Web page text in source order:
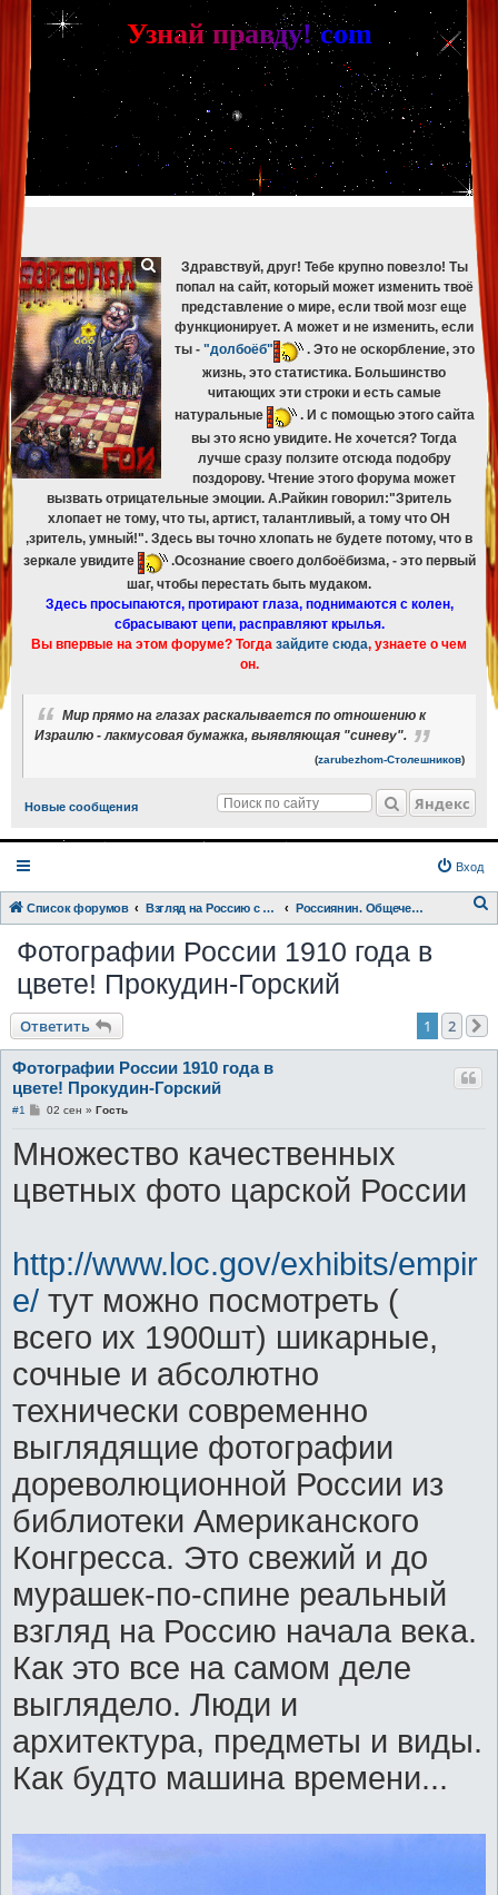
[phpBB Debug] PHP Warning : in file [ROOT]/phpbb/db/driver/mysqli.php
mysqli_fetch_assoc(): Couldn't fetch mysqli_result
[phpBB Debug] PHP Warning: in file[ROOT]/phpbb/db/driver/mysqli.php 329
mysqli_free_result(): Couldn't fetch mysqli_result
[phpBB Debug] PHP Warning
[ROOT]/phpbb/db/driver/mysqli.php on line 265
mysqli_fetch_assoc(): Couldn't fetch mysqli_result
[phpBB Debug] PHP Warning
: in file [ROOT]/phpbb/db/driver/mysqli.php on line329
mysqli_free_result(): Couldn't fetch mysqli_result
[phpBB Debug] PHP Warning: in file [ROOT]/phpbb/db/driver/mysqli.php on line 265
mysqli_fetch_assoc(): Couldn't fetch mysqli_result
[phpBB Debug] PHP Warning
[ROOT]/phpbb/db/driver/mysqli.php on line329:
mysqli_free_result(): Couldn't fetch mysqli_result
[phpBB Debug] PHP Warning
: in file [ROOT]/phpbb/db/driver/mysqli.php on line 265
mysqli_fetch_assoc(): Couldn't fetch mysqli_result
[phpBB Debug] PHP Warning
[ROOT]/phpbb/db/driver/mysqli.php
mysqli_free_result(): Couldn't fetch mysqli_result
Узнай правду! com
Здравствуй, друг! Тебе крупно повезло! Ты
попал на сайт, который может изменить твоё
представление о мире, если твой мозг еще
функционирует. А может и не изменить, если
ты - "долбоёб"
. Это не оскорбление, это
жизнь, это статистика. Большинство
читающих эти строки и есть самые
натуральные
. И с помощью этого сайта
вы это ясно увидите. Не хочется? Тогда
лучше сразу ползите отсюда подобру
поздорову. Чтение этого форума может
вызвать отрицательные эмоции. А.Райкин говорил:"Зритель
хлопает не тому, что ты, артист, талантливый, а тому что ОН
,зритель, умный!". Здесь вы точно хлопать не будете потому, что в
зеркале увидите
.Осознание своего долбоёбизма, - это первый
шаг, чтобы перестать быть мудаком.
Здесь просыпаются, протирают глаза, поднимаются с колен,
сбрасывают цепи, расправляют крылья.
Вы впервые на этом форуме? Тогда зайдите сюда, узнаете о чем
он.
Мир прямо на глазах раскалывается по отношению к
Израилю - лакмусовая бумажка, выявляющая "синеву".
(zarubezhom-Столешников)
Новые сообщения Яндекс
Вход
Список форумов Взгляд на Россию с разных точек зрения. Россиянин. Общечеловек.
Фотографии России 1910 года в
цвете! Прокудин-Горский
Ответить 1 2
Фотографии России 1910 года в
цвете! Прокудин-Горский
#1
С
б
н
и
02 сен » Гость
Множество качественных
цветных фото царской России
http://www.loc.gov/exhibits/empir
e/ тут можно посмотреть (
всего их 1900шт) шикарные,
сочные и абсолютно
технически современно
выглядящие фотографии
дореволюционной России из
библиотеки Американского
Конгресса. Это свежий и до
мурашек-по-спине реальный
взгляд на Россию начала века.
Как это все на самом деле
выглядело. Люди и
архитектура, предметы и виды.
Как будто машина времени...